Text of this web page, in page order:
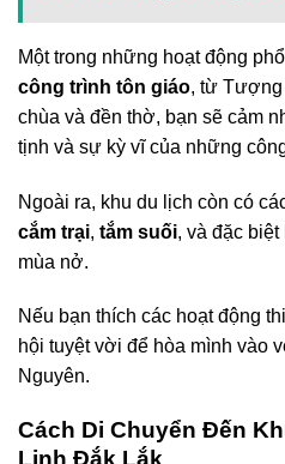
Một trong những hoạt động
công trình tôn giáo, từ Tượng
chùa và đền thờ, bạn sẽ cảm
tịnh và sự kỳ vĩ của những
Ngoài ra, khu du lịch còn có
cắm trại, tắm suối, và đặc biệt
mùa nở.
Nếu bạn thích các hoạt động
hội tuyệt vời để hòa mình vào
Nguyên.
Cách Di Chuyển Đến
Linh Đắk Lắk